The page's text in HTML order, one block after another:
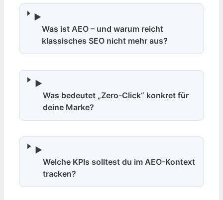
▶
Was ist AEO – und warum reicht
klassisches SEO nicht mehr aus?
▶
Was bedeutet „Zero-Click“ konkret für
deine Marke?
▶
Welche KPIs solltest du im AEO-Kontext
tracken?